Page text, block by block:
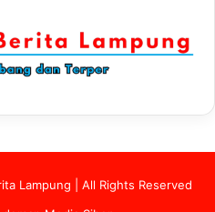
Lampung | All Rights Reserved